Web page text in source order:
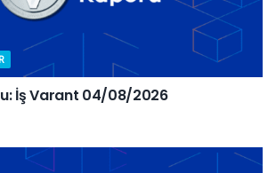
İş Varant 04/08/2026